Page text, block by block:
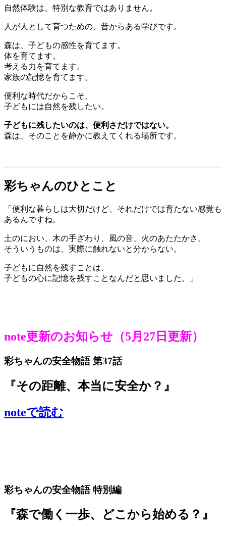
自然体験は、特別な教育ではありません。
人が人として育つための、昔からある学びです。
森は、子どもの感性を育てます。
体を育てます。
考える力を育てます。
家族の記憶を育てます。
便利な時代だからこそ、
子どもには自然を残したい。
子どもに残したいのは、便利さだけではない。
森は、そのことを静かに教えてくれる場所です。
彩ちゃんのひとこと
「便利な暮らしは大切だけど、それだけでは育たない感覚も
あるんですね。
土のにおい、木の手ざわり、風の音、火のあたたかさ。
そういうものは、実際に触れないと分からない。
子どもに自然を残すことは、
子どもの心に記憶を残すことなんだと思いました。」
note更新のお知らせ（5月27日更新）
彩ちゃんの安全物語 第37話
『その距離、本当に安全か？』
noteで読む
彩ちゃんの安全物語 特別編
『森で働く一歩、どこから始める？』